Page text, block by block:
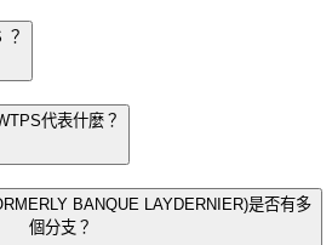
？
代表什麼？
BANQUE LAYDERNIER)是否有多
個分支？